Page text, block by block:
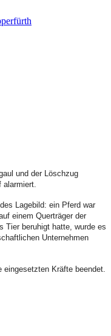
und der Löschzug
Lagebild: ein Pferd war
einem Querträger der
Tier beruhigt hatte, wurde es
Unternehmen
Kräfte beendet.